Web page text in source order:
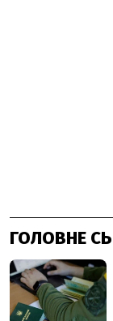
ГОЛОВНЕ